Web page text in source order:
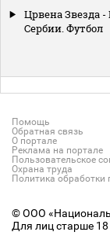
Црвена Звезда
Сербии. Футбол
Помощь
Обратная связь
О портале
Реклама на портале
Пользовательское
Охрана труда
Политика
© ООО
Для лиц старше 18